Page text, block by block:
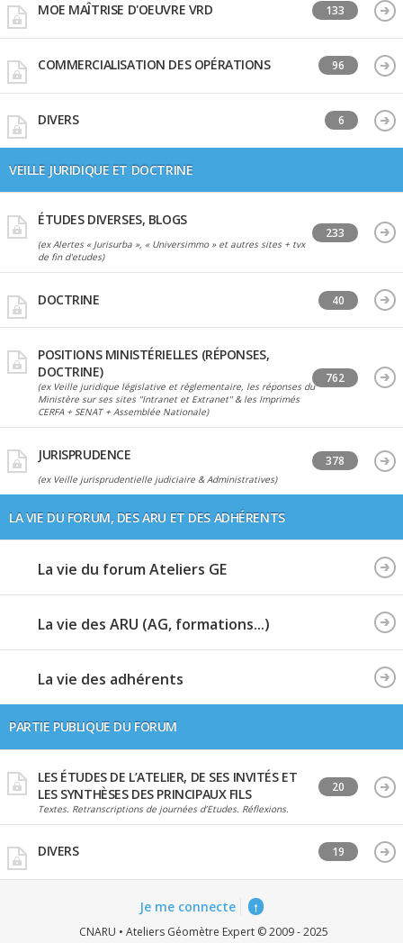
MOE MAÎTRISE D'OEUVRE VRD 133
COMMERCIALISATION DES OPÉRATIONS 96
DIVERS 6
VEILLE JURIDIQUE ET DOCTRINE
ÉTUDES DIVERSES, BLOGS
(ex Alertes « Jurisurba », « Universimmo » et autres sites + tvx
de fin d'etudes)
233
DOCTRINE 40
POSITIONS MINISTÉRIELLES (RÉPONSES,
DOCTRINE)
(ex Veille juridique législative et règlementaire, les réponses du
Ministère sur ses sites "Intranet et Extranet" & les Imprimés
CERFA + SENAT + Assemblée Nationale)
762
JURISPRUDENCE
(ex Veille jurisprudentielle judiciaire & Administratives)
378
LA VIE DU FORUM, DES ARU ET DES ADHÉRENTS
La vie du forum Ateliers GE
La vie des ARU (AG, formations...)
La vie des adhérents
PARTIE PUBLIQUE DU FORUM
LES ÉTUDES DE L’ATELIER, DE SES INVITÉS ET
LES SYNTHÈSES DES PRINCIPAUX FILS
Textes. Retranscriptions de journées d’Etudes. Réflexions.
20
DIVERS 19
Je me connecte ↑
CNARU • Ateliers Géomètre Expert © 2009 - 2025